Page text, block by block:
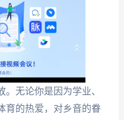
无论你是因为学业、
育的热爱，对乡音的眷